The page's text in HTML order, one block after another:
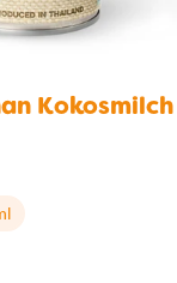
Kokosmilch